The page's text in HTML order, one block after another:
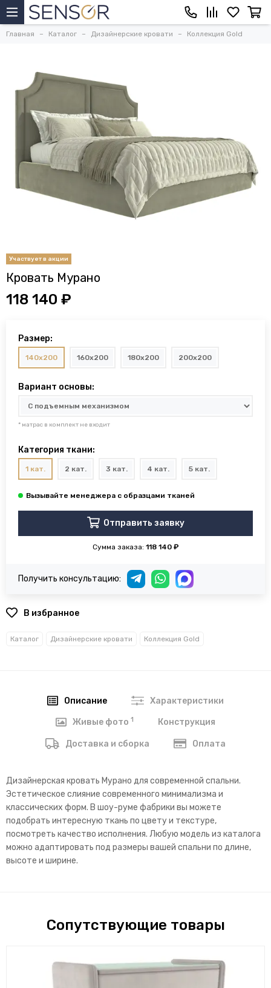
Главная Каталог Дизайнерские кровати Коллекция Gold
Кровать Мурано
118 140 ₽
Размер:
140x200 160x200 180x200 200x200
Вариант основы:
* матрас в комплект не входит
Категория ткани:
1 кат. 2 кат. 3 кат. 4 кат. 5 кат.
Отправить заявку
Сумма заказа: 118 140 ₽
Получить консультацию:
В избранное
Каталог Дизайнерские кровати Коллекция Gold
Описание Характеристики
Живые фото 1 Конструкция
Доставка и сборка Оплата
Дизайнерская кровать Мурано для современной спальни.
Эстетическое слияние современного минимализма и
классических форм. В шоу-руме фабрики вы можете
подобрать интересную ткань по цвету и текстуре,
посмотреть качество исполнения. Любую модель из каталога
можно адаптировать под размеры вашей спальни по длине,
высоте и ширине.
Сопутствующие товары